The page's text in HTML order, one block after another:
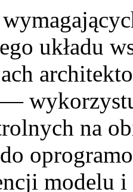
układu
na
modelu